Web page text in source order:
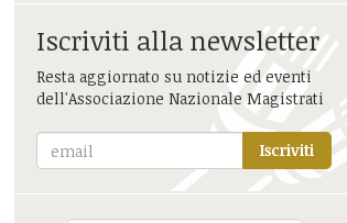
Iscriviti alla newsletter
Resta aggiornato su notizie ed eventi
dell'Associazione Nazionale Magistrati
Iscriviti